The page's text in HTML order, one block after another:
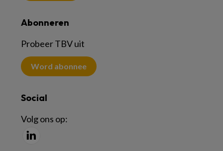
Abonneren
Probeer TBV uit
Word abonnee
Social
Volg ons op: